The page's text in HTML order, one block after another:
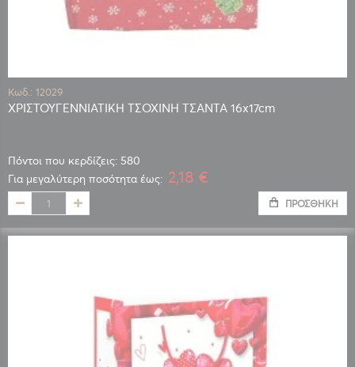
Κωδ.: 12029
ΧΡΙΣΤΟΥΓΕΝΝΙΑΤΙΚΗ ΤΣΟΧΙΝΗ ΤΣΑΝΤΑ 16x17cm
Πόντοι που κερδίζεις: 580
Για μεγαλύτερη ποσότητα έως: 2,18 €
ΠΡΟΣΘΉΚΗ